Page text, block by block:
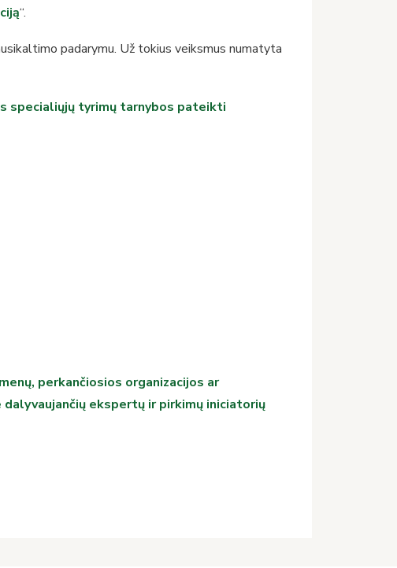
“.
padarymu. Už tokius veiksmus numatyta
specialiųjų tyrimų tarnybos pateikti
perkančiosios organizacijos ar
ekspertų ir pirkimų iniciatorių